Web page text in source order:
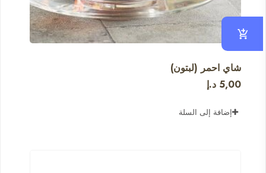
شاي احمر (لبتون)
5,00 د.إ
إضافة إلى السلة